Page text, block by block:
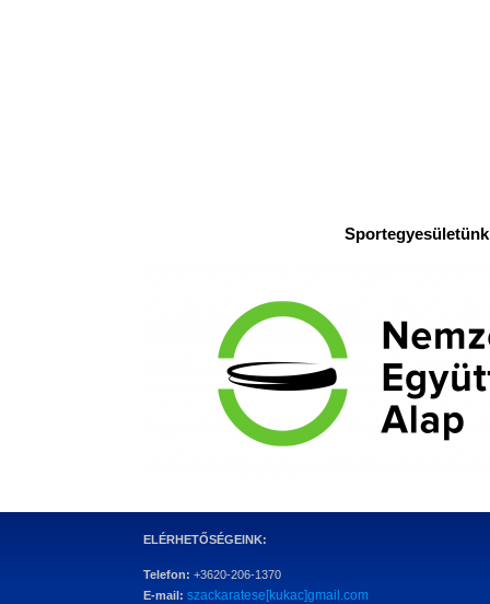
ELÉRHETŐSÉGEINK:
Telefon: +3620-206-1370
E-mail: szackaratese[kukac]gmail.com